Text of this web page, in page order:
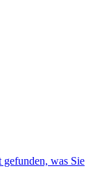
gefunden, was Sie